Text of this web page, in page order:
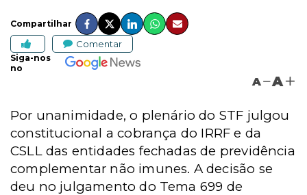
Compartilhar
Comentar
Siga-nos
no
A A
Por unanimidade, o plenário do STF julgou
constitucional a cobrança do IRRF e da
CSLL das entidades fechadas de previdência
complementar não imunes. A decisão se
deu no julgamento do Tema 699 de